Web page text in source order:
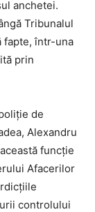
anchetei.
Tribunalul
fapte, într-una
prin
de
Alexandru
funcție
Afacerilor
controlului